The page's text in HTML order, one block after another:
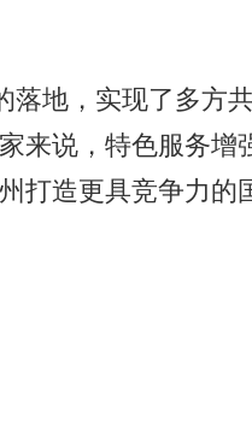
地，实现了多方
来说，特色服务增
打造更具竞争力的